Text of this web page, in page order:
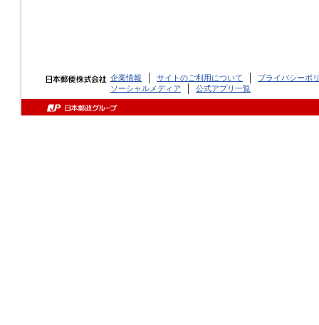
企業情報 サイトのご利用について
プライバシーポ
ソーシャルメディア
公式アプリ一覧